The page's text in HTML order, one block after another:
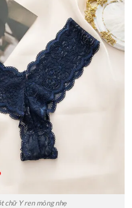
chữ Y ren mỏng nhẹ